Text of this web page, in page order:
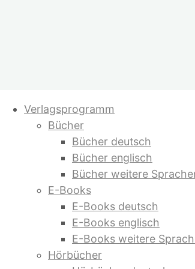
Inhalt
springen
Verlagsprogramm
Bücher
Bücher deutsch
Bücher englisch
Bücher weitere
E-Books
E-Books deutsch
E-Books englisch
E-Books weitere
Hörbücher